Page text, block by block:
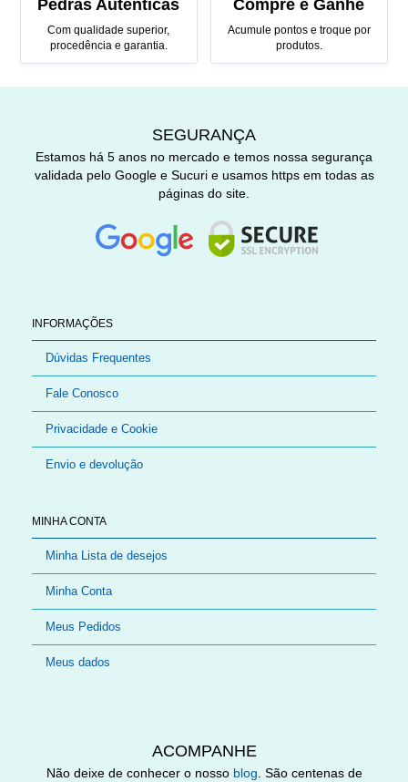
Pedras Autênticas
Com qualidade superior,
procedência e garantia.
Compre e Ganhe
Acumule pontos e troque por
produtos.
INFORMAÇÕES
Dúvidas Frequentes
Fale Conosco
Privacidade e Cookie
Envio e devolução
MINHA CONTA
Minha Lista de desejos
Minha Conta
Meus Pedidos
Meus dados
SEGURANÇA
Estamos há 5 anos no mercado e temos nossa segurança
validada pelo Google e Sucuri e usamos https em todas as
páginas do site.
ACOMPANHE
Não deixe de conhecer o nosso blog. São centenas de